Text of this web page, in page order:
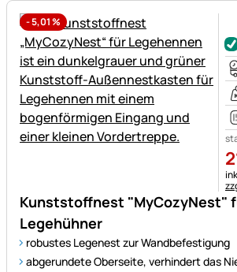
-5,01%
Kunststoffnest "MyCozyNest"
Legehühner
robustes Legenest zur Wandbefestigung
abgerundete Oberseite, verhindert das